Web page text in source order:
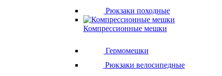
Рюкзаки походные
Компрессионные мешки
Гермомешки
Рюкзаки велосипедные